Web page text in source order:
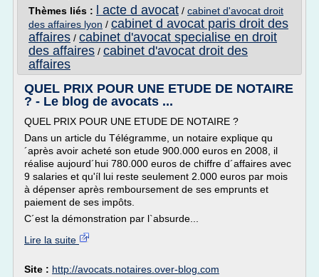
Thèmes liés :
l acte d avocat / cabinet d'avocat droit
des affaires lyon / cabinet d avocat paris droit des
affaires / cabinet d'avocat specialise en droit
des affaires / cabinet d'avocat droit des
affaires
QUEL PRIX POUR UNE ETUDE DE NOTAIRE
? - Le blog de avocats ...
QUEL PRIX POUR UNE ETUDE DE NOTAIRE ?
Dans un article du Télégramme, un notaire explique qu
´après avoir acheté son etude 900.000 euros en 2008, il
réalise aujourd´hui 780.000 euros de chiffre d´affaires avec
9 salaries et qu'íl lui reste seulement 2.000 euros par mois
à dépenser après remboursement de ses emprunts et
paiement de ses impôts.
C´est la démonstration par l`absurde...
Lire la suite
Site : http://avocats.notaires.over-blog.com